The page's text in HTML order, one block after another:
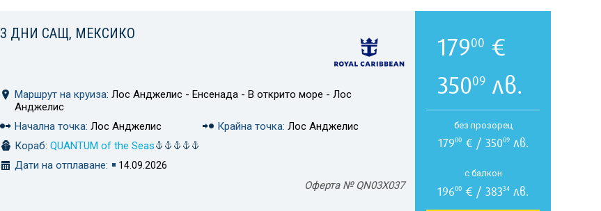
3 ДНИ САЩ, МЕКСИКО
Маршрут на круиза: Лос Анджелис - Енсенада - В открито море - Лос
Анджелис
Начална точка: Лос Анджелис Крайна точка: Лос Анджелис
Кораб: QUANTUM of the Seas
Дати на отплаване:
14.09.2026
Оферта № QN03X037
17900 €
35009 лв.
без прозорец
17900€ / 35009лв.
с балкон
19600 € / 38334 лв.